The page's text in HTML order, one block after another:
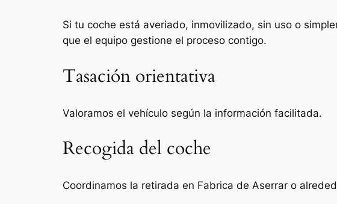
Si tu coche está averiado, inmovilizado, sin uso o
que el equipo gestione el proceso contigo.
Tasación orientativa
Valoramos el vehículo según la información facilitada.
Recogida del coche
Coordinamos la retirada en Fabrica de Aserrar o